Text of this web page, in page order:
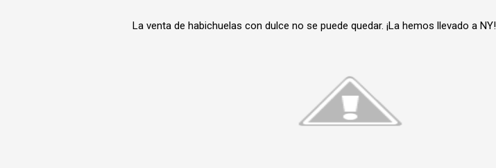
La venta de habichuelas con dulce no se puede quedar. ¡La hemos llevado a NY!